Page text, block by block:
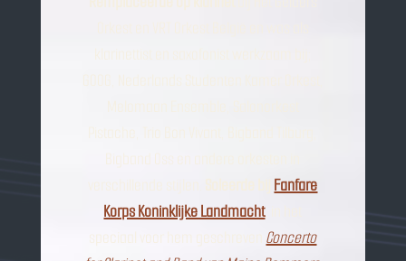
Pistache, Trio Bon Vivant, Bigband Tilburg,
Bigband Oss en andere orkesten in
verschillende stijlen.
Fanfare
Korps Koninklijke Landmacht, in het
speciaal voor hem geschreven Concerto